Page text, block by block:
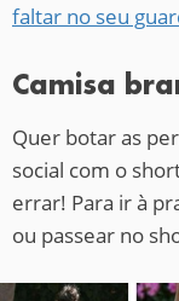
faltar no seu
Camisa
Quer botar as
social com o
errar! Para ir à
ou passear no